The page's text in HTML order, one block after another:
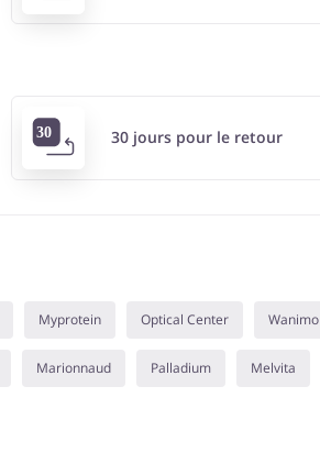
30 jours pour le retour
Myprotein Optical Center Wanimo
Marionnaud Palladium Melvita